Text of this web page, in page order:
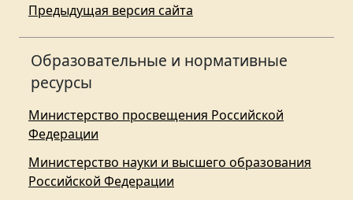
Предыдущая версия сайта
Образовательные и нормативные
ресурсы
Министерство просвещения Российской
Федерации
Министерство науки и высшего образования
Российской Федерации